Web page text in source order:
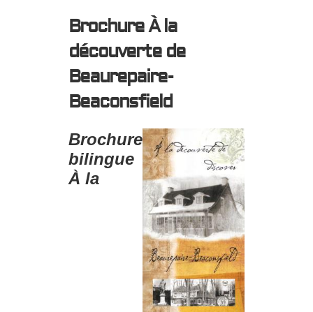
Brochure À la
découverte de
Beaurepaire-
Beaconsfield
Brochure
bilingue
À la